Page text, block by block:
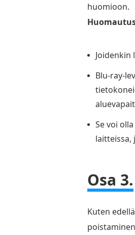
huomioon.
Joidenkin
Blu-ray-
Se voi
laitteissa,
Osa 3.
Kuten